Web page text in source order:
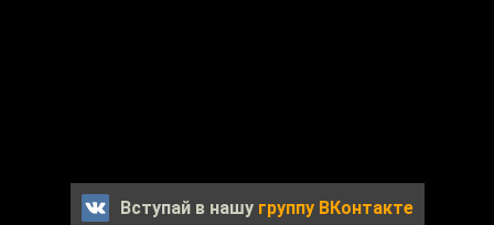
Вступай в нашу группу ВКонтакте